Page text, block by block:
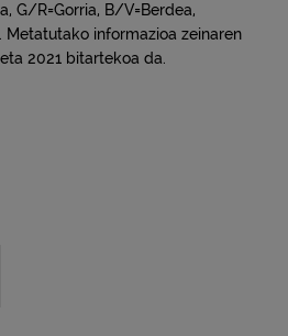
G/R=Gorria, B/V=Berdea,
Metatutako informazioa zeinaren
2021 bitartekoa da.